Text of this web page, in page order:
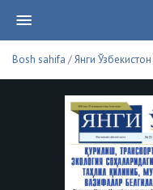
Bosh sahifa /Янги Ўзбекистон